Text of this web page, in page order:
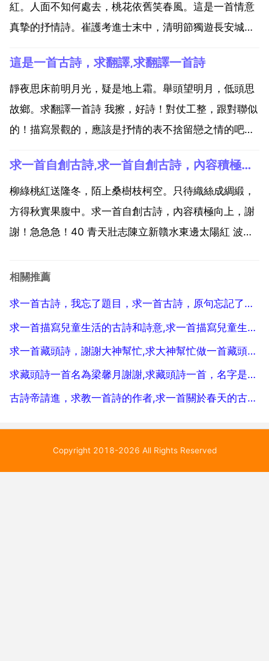
紅。人面不知何處去，桃花依舊笑春風。這是一首情意
真摯的抒情詩。崔護考進士末中，清明節獨遊長安城郊
出來熱情出來接待了他，彼此留下了難忘的印象。第二
年清明節再來時，院門緊閉，姑娘不知在何處，只有桃
花依舊迎著...
這是一首古詩，求翻譯,求翻譯一首詩
靜夜思床前明月光，疑是地上霜。舉頭望明月，低頭思
故鄉。求翻譯一首詩 我擦，好詩！對仗工整，跟對聯似
的！描寫景觀的，應該是抒情的表不捨留戀之情的吧。
情史，他用一首詩告訴我的，看不懂啊，求翻譯。撥悶
你們的語文老師失戀了。鬱悶。你上幾年級了，他對你
說這些是...
求一首自創古詩,求一首自創古詩，內容積極向上，謝謝！急急急！！！
柳綠桃紅送隆冬，陌上桑樹枝柯空。只待織絲成綢緞，
方得秋實果腹中。求一首自創古詩，內容積極向上，謝
謝！急急急！40 青天壯志陳立新贛水東邊太陽紅 波瀾
人2月組合4白臃333333人
相關推薦
求一首古詩，我忘了題目，求一首古詩，原句忘記了，大體意思是說我寧願當初沒有認識你，也不想
求一首描寫兒童生活的古詩和詩意,求一首描寫兒童生活的古詩。
求一首藏頭詩，謝謝大神幫忙,求大神幫忙做一首藏頭詩珍珍我想你謝謝
求藏頭詩一首名為梁馨月謝謝,求藏頭詩一首，名字是劉樹紅，女朋友的，注意我要古體詩，線上等謝謝拉！
古詩帝請進，求教一首詩的作者,求一首關於春天的古詩原創
Copyright 2018-2026 All Rights Reserved